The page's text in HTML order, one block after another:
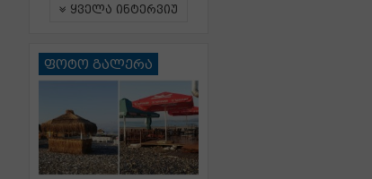
ყველა ინტერვიუ
ფოტო გალერა